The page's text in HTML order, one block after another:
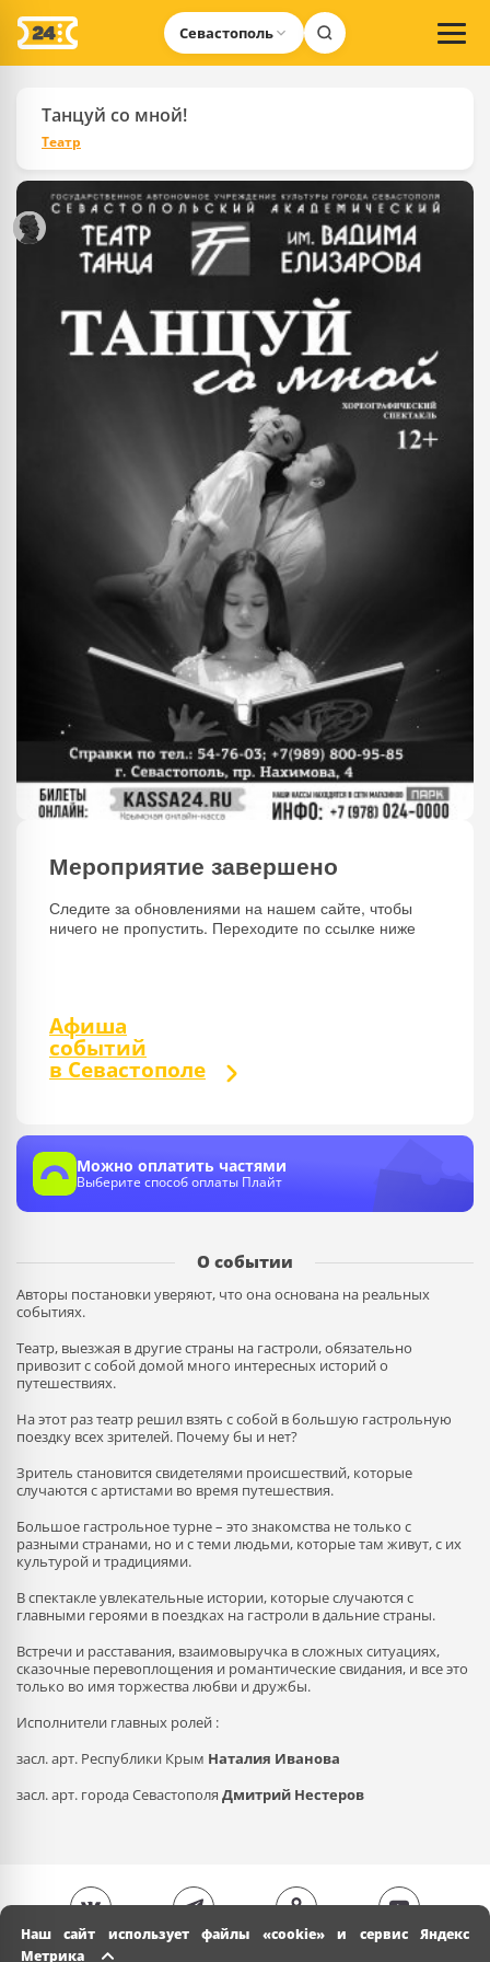
Севастополь
Танцуй со мной!
Театр
Мероприятие завершено
Следите за обновлениями на нашем сайте, чтобы
ничего не пропустить. Переходите по ссылке ниже
Афиша
событий
в Севастополе
Можно оплатить частями
Выберите способ оплаты Плайт
О событии
Авторы постановки уверяют, что она основана на реальных
событиях.
Театр, выезжая в другие страны на гастроли, обязательно
привозит с собой домой много интересных историй о
путешествиях.
На этот раз театр решил взять с собой в большую гастрольную
поездку всех зрителей. Почему бы и нет?
Зритель становится свидетелями происшествий, которые
случаются с артистами во время путешествия.
Большое гастрольное турне – это знакомства не только с
разными странами, но и с теми людьми, которые там живут, с их
культурой и традициями.
В спектакле увлекательные истории, которые случаются с
главными героями в поездках на гастроли в дальние страны.
Встречи и расставания, взаимовыручка в сложных ситуациях,
сказочные перевоплощения и романтические свидания, и все это
только во имя торжества любви и дружбы.
Исполнители главных ролей :
засл. арт. Республики Крым Наталия Иванова
засл. арт. города Севастополя Дмитрий Нестеров
Наш сайт использует файлы «cookie» и сервис Яндекс
Метрика